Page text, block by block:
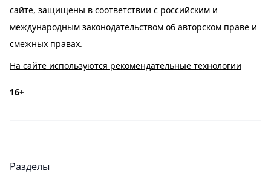
сайте, защищены в соответствии с российским и
международным законодательством об авторском праве и
смежных правах.
На сайте используются рекомендательные технологии
16+
Разделы